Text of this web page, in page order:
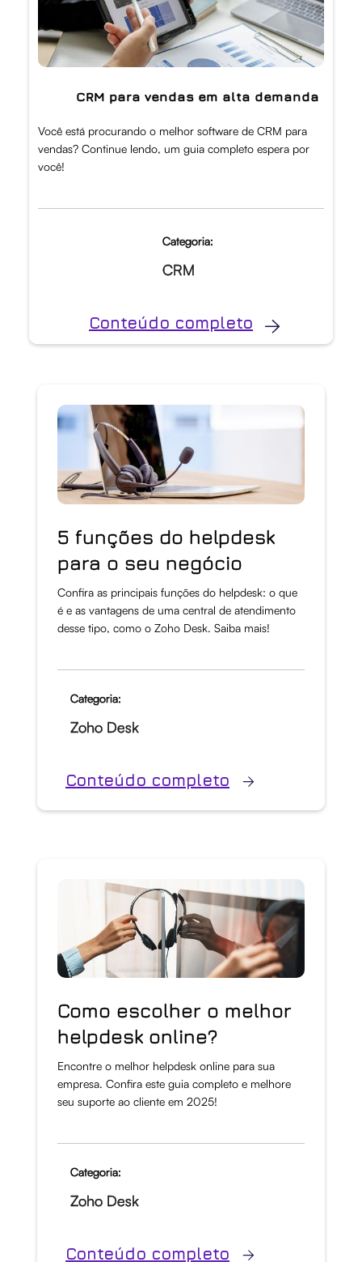
CRM para vendas em alta demanda
Você está procurando o melhor software de CRM para
vendas? Continue lendo, um guia completo espera por
você!
Categoria:
CRM
Conteúdo completo
5 funções do helpdesk
para o seu negócio
Confira as principais funções do helpdesk: o que
é e as vantagens de uma central de atendimento
desse tipo, como o Zoho Desk. Saiba mais!
Categoria:
Zoho Desk
Conteúdo completo
Como escolher o melhor
helpdesk online?
Encontre o melhor helpdesk online para sua
empresa. Confira este guia completo e melhore
seu suporte ao cliente em 2025!
Categoria:
Zoho Desk
Conteúdo completo